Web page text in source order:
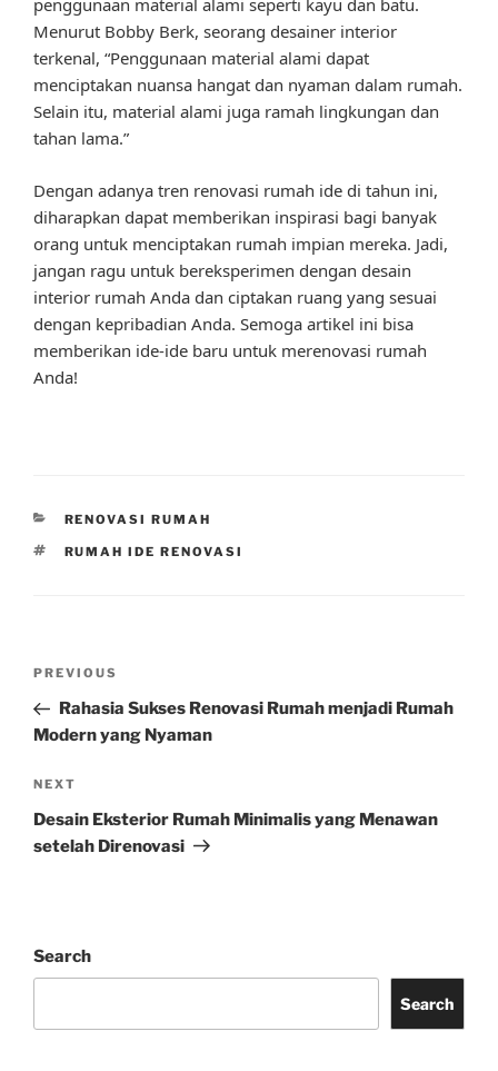
penggunaan material alami seperti kayu dan batu.
Menurut Bobby Berk, seorang desainer interior
terkenal, “Penggunaan material alami dapat
menciptakan nuansa hangat dan nyaman dalam rumah.
Selain itu, material alami juga ramah lingkungan dan
tahan lama.”
Dengan adanya tren renovasi rumah ide di tahun ini,
diharapkan dapat memberikan inspirasi bagi banyak
orang untuk menciptakan rumah impian mereka. Jadi,
jangan ragu untuk bereksperimen dengan desain
interior rumah Anda dan ciptakan ruang yang sesuai
dengan kepribadian Anda. Semoga artikel ini bisa
memberikan ide-ide baru untuk merenovasi rumah
Anda!
CATEGORIES
RENOVASI RUMAH
TAGS
RUMAH IDE RENOVASI
Previous
Post
PREVIOUS
Rahasia Sukses Renovasi Rumah menjadi Rumah
Modern yang Nyaman
Next
Post
NEXT
Desain Eksterior Rumah Minimalis yang Menawan
setelah Direnovasi
Search
Search